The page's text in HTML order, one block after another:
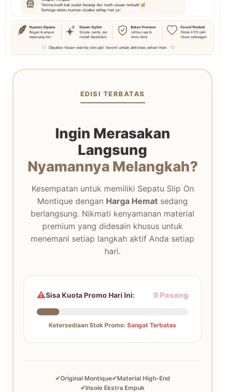
EDISI TERBATAS
Ingin Merasakan
Langsung
Nyamannya Melangkah?
Kesempatan untuk memiliki Sepatu Slip On
Montique dengan Harga Hemat sedang
berlangsung. Nikmati kenyamanan material
premium yang didesain khusus untuk
menemani setiap langkah aktif Anda setiap
hari.
⚠️Sisa Kuota Promo Hari Ini: 9 Pasang
Ketersediaan Stok Promo: Sangat Terbatas
✔Original Montique✔Material High-End
✔Insole Ekstra Empuk